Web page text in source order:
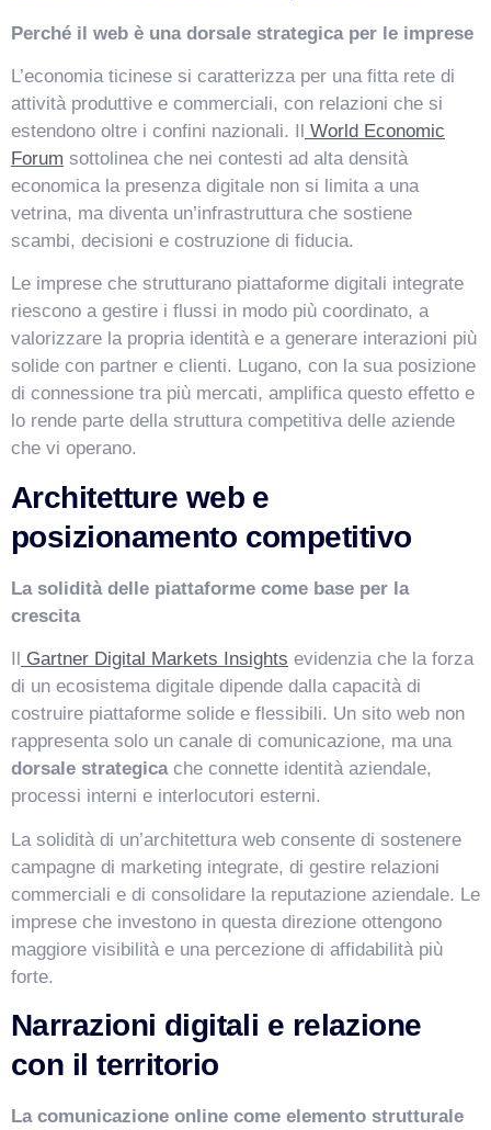
Perché il web è una dorsale strategica per le imprese
L’economia ticinese si caratterizza per una fitta rete di
attività produttive e commerciali, con relazioni che si
estendono oltre i confini nazionali. Il World Economic
Forum sottolinea che nei contesti ad alta densità
economica la presenza digitale non si limita a una
vetrina, ma diventa un’infrastruttura che sostiene
scambi, decisioni e costruzione di fiducia.
Le imprese che strutturano piattaforme digitali integrate
riescono a gestire i flussi in modo più coordinato, a
valorizzare la propria identità e a generare interazioni più
solide con partner e clienti. Lugano, con la sua posizione
di connessione tra più mercati, amplifica questo effetto e
lo rende parte della struttura competitiva delle aziende
che vi operano.
Architetture web e
posizionamento competitivo
La solidità delle piattaforme come base per la
crescita
Il Gartner Digital Markets Insights evidenzia che la forza
di un ecosistema digitale dipende dalla capacità di
costruire piattaforme solide e flessibili. Un sito web non
rappresenta solo un canale di comunicazione, ma una
dorsale strategicache connette identità aziendale,
processi interni e interlocutori esterni.
La solidità di un’architettura web consente di sostenere
campagne di marketing integrate, di gestire relazioni
commerciali e di consolidare la reputazione aziendale. Le
imprese che investono in questa direzione ottengono
maggiore visibilità e una percezione di affidabilità più
forte.
Narrazioni digitali e relazione
con il territorio
La comunicazione online come elemento strutturale
VismarChat AI Agent
Salve! Sono VismarChat, l'agente AI di Vismarcorp. In
cosa possiamo esserti utile?